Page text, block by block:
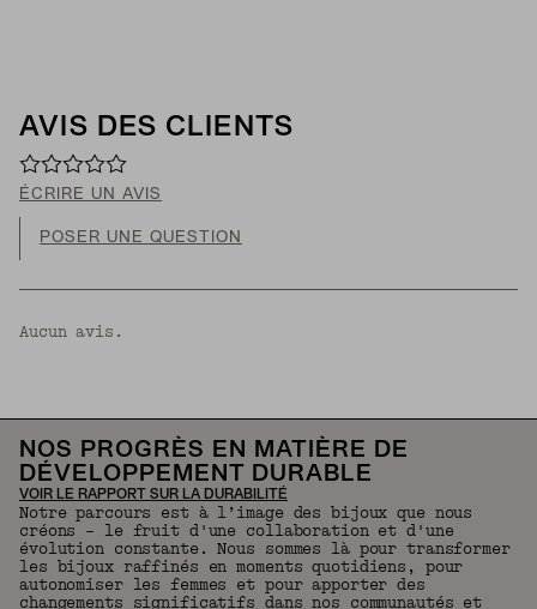
AVIS DES CLIENTS
ÉCRIRE UN AVIS
POSER UNE QUESTION
Aucun avis.
NOS PROGRÈS EN MATIÈRE DE
DÉVELOPPEMENT DURABLE
VOIR LE RAPPORT SUR LA DURABILITÉ
Notre parcours est à l’image des bijoux que nous
créons – le fruit d'une collaboration et d'une
évolution constante. Nous sommes là pour transformer
les bijoux raffinés en moments quotidiens, pour
autonomiser les femmes et pour apporter des
changements significatifs dans nos communautés et